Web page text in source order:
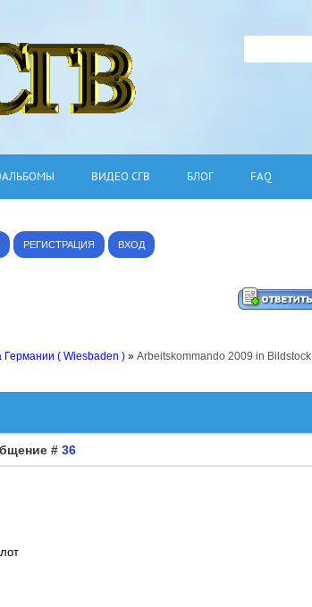
ВИДЕО СГВ БЛОГ FAQ
РЕГИСТРАЦИЯ ВХОД
Германии ( Wiesbaden ) » Arbeitskommando 2009 in Bildstock
# 36